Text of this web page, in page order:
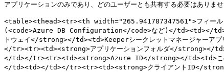
アプリケーションのみであり、どのユーザーとも共有する必要はありませ
<table><thead><tr><th width="265.941787347561">フィ
(<code>Azure DB Configuration</code>など)</td><td></
トウェイ</strong></td><td>Keeperシークレットマネージャーアプ
</tr><tr><td><strong>アプリケーションフォルダ</strong></
</td></tr><tr><td><strong>Azure ID</strong></td><td>この
</td><td></td></tr><tr><td><strong>クライアントID</